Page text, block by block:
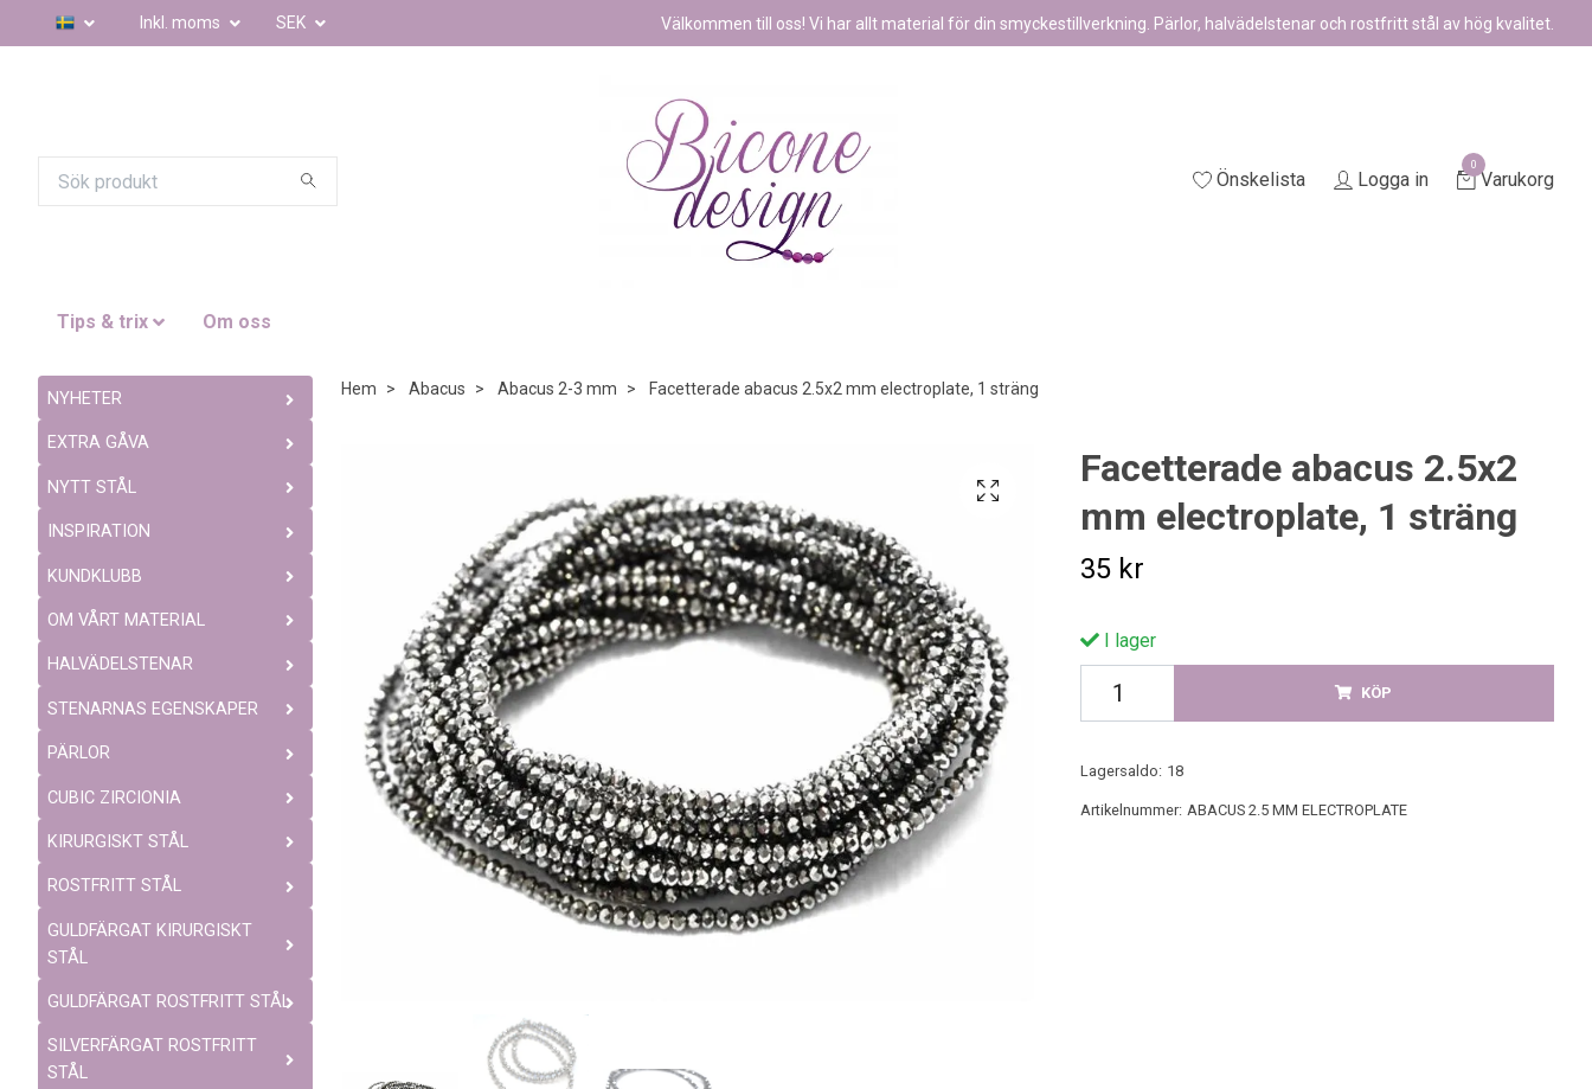
Inkl. moms SEK Välkommen till oss! Vi har allt material för din smyckestillverkning. Pärlor, halvädelstenar och rostfritt stål av hög kvalitet.
Önskelista Logga in
0
Varukorg
Tips & trix Om oss
NYHETER
EXTRA GÅVA
NYTT STÅL
INSPIRATION
KUNDKLUBB
OM VÅRT MATERIAL
HALVÄDELSTENAR
STENARNAS EGENSKAPER
PÄRLOR
CUBIC ZIRCIONIA
KIRURGISKT STÅL
ROSTFRITT STÅL
GULDFÄRGAT KIRURGISKT
STÅL
GULDFÄRGAT ROSTFRITT STÅL
SILVERFÄRGAT ROSTFRITT
STÅL
Hem Abacus Abacus 2-3 mm Facetterade abacus 2.5x2 mm electroplate, 1 sträng
Facetterade abacus 2.5x2
mm electroplate, 1 sträng
35 kr
I lager
KÖP
Lagersaldo: 18
Artikelnummer: ABACUS 2.5 MM ELECTROPLATE